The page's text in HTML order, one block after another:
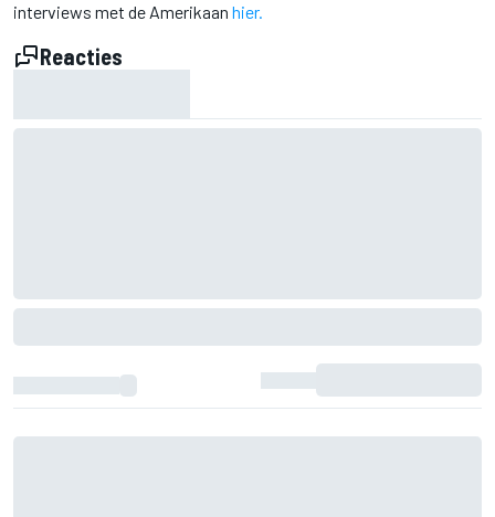
interviews met de Amerikaan hier.
Reacties